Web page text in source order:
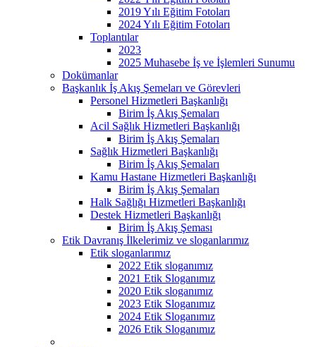
2019 Yılı Eğitim Fotoları
2024 Yılı Eğitim Fotoları
Toplantılar
2023
2025 Muhasebe İş ve İşlemleri Sunumu
Dokümanlar
Başkanlık İş Akış Şemeları ve Görevleri
Personel Hizmetleri Başkanlığı
Birim İş Akış Şemaları
Acil Sağlık Hizmetleri Başkanlığı
Birim İş Akış Şemaları
Sağlık Hizmetleri Başkanlığı
Birim İş Akış Şemaları
Kamu Hastane Hizmetleri Başkanlığı
Birim İş Akış Şemaları
Halk Sağlığı Hizmetleri Başkanlığı
Destek Hizmetleri Başkanlığı
Birim İş Akış Şeması
Etik Davranış İlkelerimiz ve sloganlarımız
Etik sloganlarımız
2022 Etik sloganımız
2021 Etik Sloganımız
2020 Etik sloganımız
2023 Etik Sloganımız
2024 Etik Sloganımız
2026 Etik Sloganımız